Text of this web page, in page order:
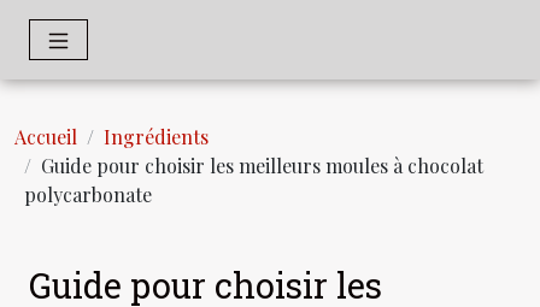
Accueil
Ingrédients
Guide pour choisir les meilleurs moules à chocolat
polycarbonate
Guide pour choisir les